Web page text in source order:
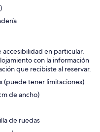
en particular,
con la información
que recibiste al reservar.
(puede tener limitaciones)
de ancho)
de ruedas